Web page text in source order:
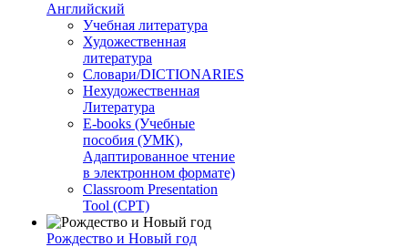
Английский
Учебная литература
Художественная
литература
Словари/DICTIONARIES
Нехудожественная
Литература
E-books (Учебные
пособия (УМК),
Адаптированное чтение
в электронном формате)
Classroom Presentation
Tool (CPT)
Рождество и Новый год